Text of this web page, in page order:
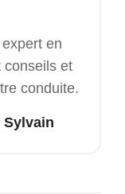
en
conseils et
conduite.
Sylvain